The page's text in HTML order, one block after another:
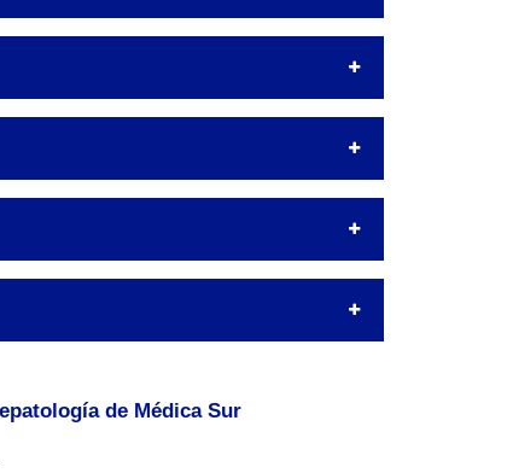
de Médica Sur